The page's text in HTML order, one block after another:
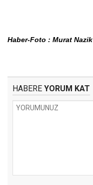
Haber-Foto : Murat Nazik
HABERE YORUM KAT